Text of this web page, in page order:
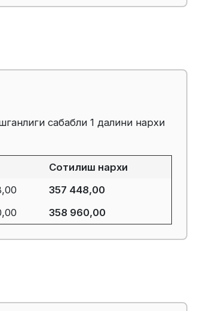
сабабли 1 далини нархи
Сотилиш нархи
357 448,00
358 960,00